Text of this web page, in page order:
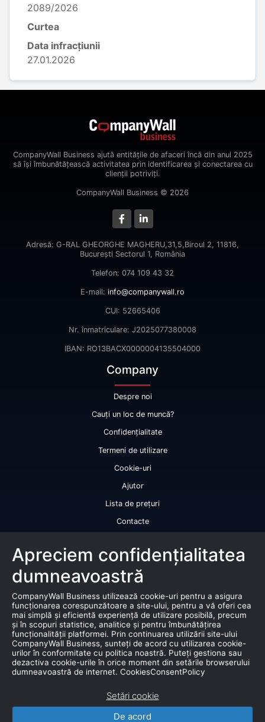
2089/2026
Curtea
Data infracțiunii
27.01.2026
CompanyWall Business ajută entitățile de afaceri încă din anul 2025
să își îmbunătățească activitatea prin identificarea și conectarea cu
clienții potriviți.
CompanyWall Business © 2026
Adresă: G-RAL GHEORGHE MAGHERU,31,5,Biroul 2, 11816,
Bucureşti Sectorul 1, România
Telefon: 074 109 43 32
E-mail: info@companywall.ro
CUI: 52665406
Nr. înmatriculare: J2025077380008
IBAN: RO13BACX0000004135504000
Company
Despre noi
Cauți un loc de muncă?
Confidențialitate
Termeni de utilizare
Cookie-uri
Ajutor
Lista de prețuri
Contacte
Serviciile noastre
Rating de credit
Raport de bonitate
Certificat de bonitate financiară
Produse
Falimente
Bază de date de marketing
Apreciem confidențialitatea
dumneavoastră
CompanyWall Business utilizează cookie-uri pentru a asigura
funcționarea corespunzătoare a site-ului, pentru a vă oferi cea
mai simplă și eficientă experiență de utilizare posibilă, precum
și în scopuri statistice, analitice și pentru îmbunătățirea
funcționalității platformei. Prin continuarea utilizării site-ului
CompanyWall Business, sunteți de acord cu utilizarea cookie-
urilor în conformitate cu politica noastră. Puteți gestiona sau
dezactiva cookie-urile în orice moment din setările browserului
dumneavoastră de internet. CookiesConsentPolicy
Setări cookie
De acord